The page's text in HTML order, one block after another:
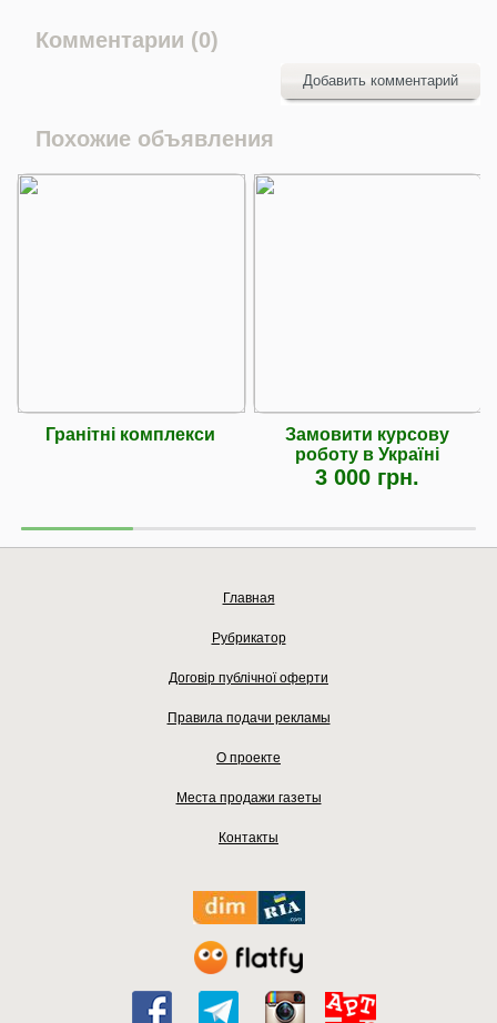
Комментарии (0)
Добавить комментарий
Похожие объявления
Гранітні комплекси
Замовити курсову
роботу в Україні
3 000 грн.
Главная
Рубрикатор
Договір публічної оферти
Правила подачи рекламы
О проекте
Места продажи газеты
Контакты